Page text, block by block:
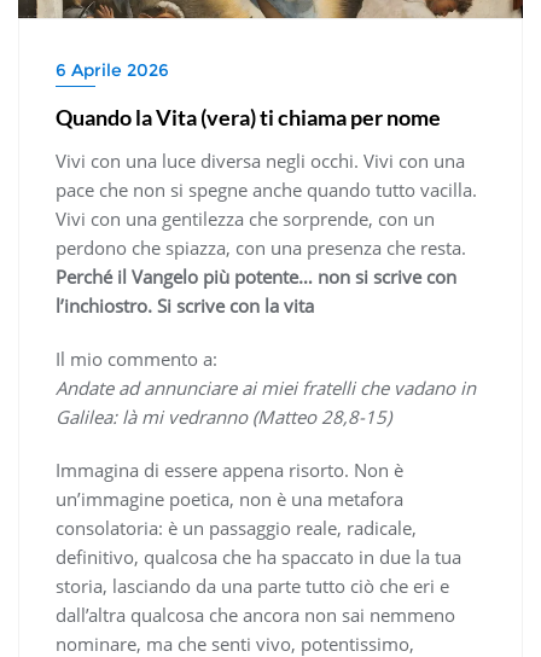
6 Aprile 2026
Quando la Vita (vera) ti chiama per nome
Vivi con una luce diversa negli occhi. Vivi con una
pace che non si spegne anche quando tutto vacilla.
Vivi con una gentilezza che sorprende, con un
perdono che spiazza, con una presenza che resta.
Perché il Vangelo più potente… non si scrive con
l’inchiostro. Si scrive con la vita
Il mio commento a:
Andate ad annunciare ai miei fratelli che vadano in
Galilea: là mi vedranno (Matteo 28,8-15)
Immagina di essere appena risorto. Non è
un’immagine poetica, non è una metafora
consolatoria: è un passaggio reale, radicale,
definitivo, qualcosa che ha spaccato in due la tua
storia, lasciando da una parte tutto ciò che eri e
dall’altra qualcosa che ancora non sai nemmeno
nominare, ma che senti vivo, potentissimo,